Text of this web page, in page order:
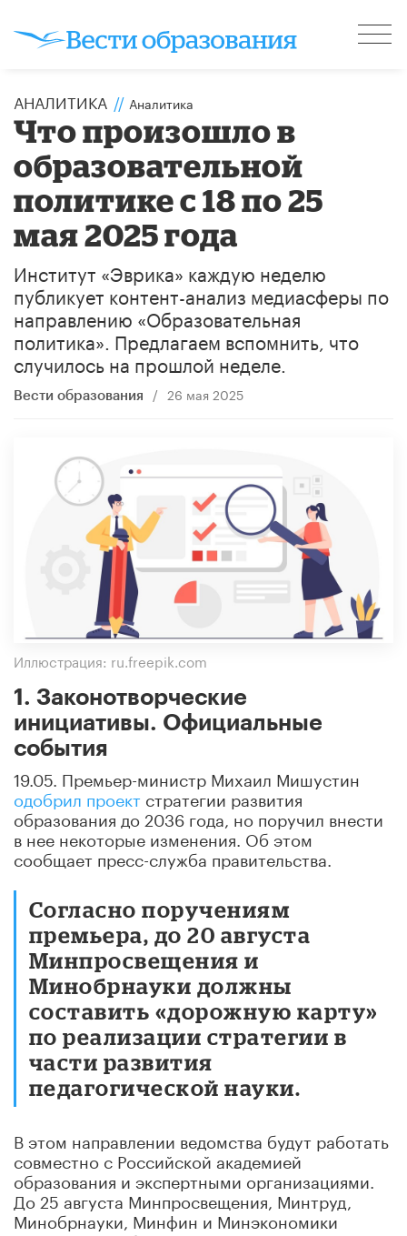
АНАЛИТИКА // Аналитика
Что произошло в
образовательной
политике с 18 по 25
мая 2025 года
Институт «Эврика» каждую неделю
публикует контент-анализ медиасферы по
направлению «Образовательная
политика». Предлагаем вспомнить, что
случилось на прошлой неделе.
Вести образования / 26 мая 2025
Иллюстрация: ru.freepik.com
1. Законотворческие
инициативы. Официальные
события
19.05. Премьер-министр Михаил Мишустин
одобрил проект стратегии развития
образования до 2036 года, но поручил внести
в нее некоторые изменения. Об этом
сообщает пресс-служба правительства.
Согласно поручениям
премьера, до 20 августа
Минпросвещения и
Минобрнауки должны
составить «дорожную карту»
по реализации стратегии в
части развития
педагогической науки.
В этом направлении ведомства будут работать
совместно с Российской академией
образования и экспертными организациями.
До 25 августа Минпросвещения, Минтруд,
Минобрнауки, Минфин и Минэкономики